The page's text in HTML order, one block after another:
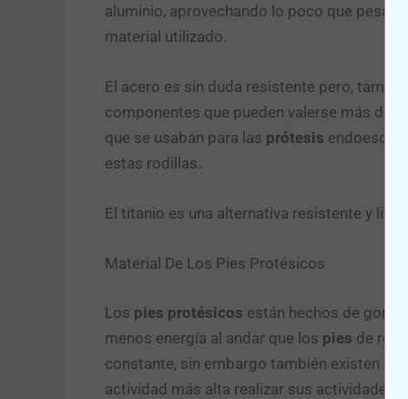
aluminio, aprovechando lo poco que pesa.
material utilizado.
El acero es sin duda resistente pero,
componentes que pueden valerse más de
que se usaban para las prótesis
estas rodillas.
El titanio es una alternativa resistente y
Material De Los Pies Protésicos
Los pies protésicos están hechos de
menos energía al andar que los pies de
constante, sin embargo también existen
actividad más alta realizar sus actividades